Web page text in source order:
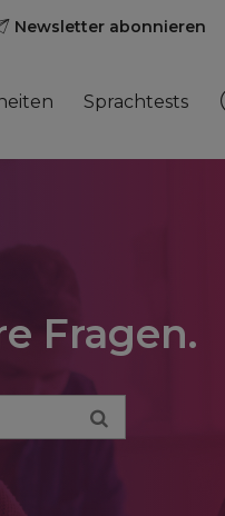
Newsletter abonnieren
Sprachtests
Fragen.